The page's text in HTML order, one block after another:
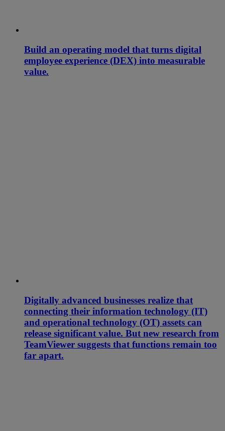
Build an operating model that turns digital
employee experience (DEX) into measurable
value.
Digitally advanced businesses realize that
connecting their information technology (IT)
and operational technology (OT) assets can
release significant value. But new research from
TeamViewer suggests that functions remain too
far apart.